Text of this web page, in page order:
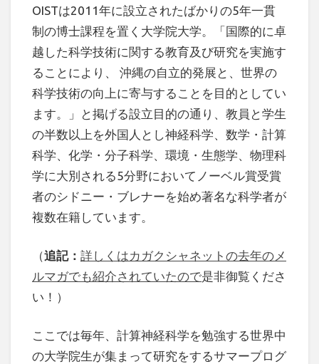
OISTは2011年に設立されたばかりの5年一貫
制の博士課程を置く大学院大学。「国際的に卓
越した科学技術に関する教育及び研究を実施す
ることにより、 沖縄の自立的発展と、世界の
科学技術の向上に寄与することを目的としてい
ます。」と掲げる設立目的の通り、教員と学生
の半数以上を外国人とし神経科学、数学・計算
科学、化学・分子科学、環境・生態学、物理科
学に大別される5分野においてノーベル賞受賞
者のシドニー・ブレナーを始め著名な科学者が
複数在籍しています。
（追記： 詳しくはカガクシャネットの去年のメ
ルマガでも紹介されていたので是非御覧くださ
い！）
ここでは毎年、計算神経科学を勉強する世界中
の大学院生が集まって研究をするサマープログ